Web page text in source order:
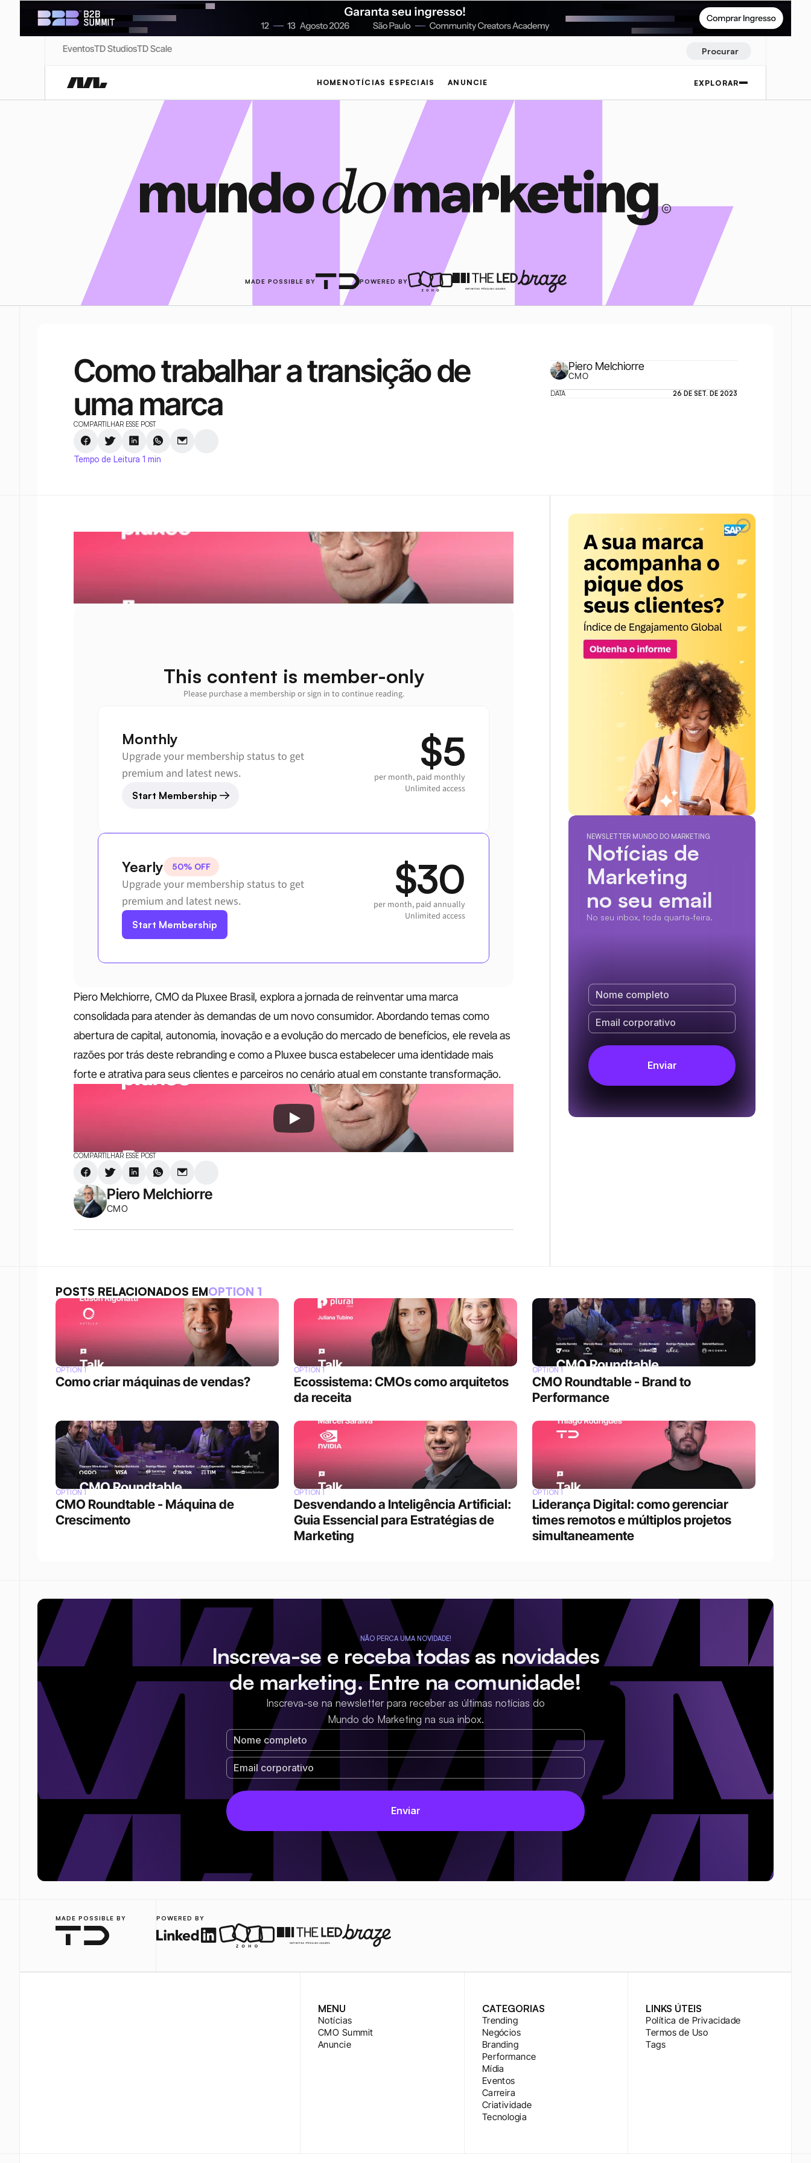
EventosTD StudiosTD Scale Procurar
HOME NOTÍCIAS ESPECIAIS ANUNCIE EXPLORAR
MADE POSSIBLE BY POWERED BY
Como trabalhar a transição de
uma marca
COMPARTILHAR ESSE POST
Tempo de Leitura 1 min
Piero Melchiorre
CMO
DATA 26 DE SET. DE 2023
This content is member-only
Please purchase a membership or sign in to continue reading.
Monthly
Upgrade your membership status to get
premium and latest news.
Start Membership
$5
per month, paid monthly
Unlimited access
Yearly 50% OFF
Upgrade your membership status to get
premium and latest news.
Start Membership
$30
per month, paid annually
Unlimited access
Piero Melchiorre, CMO da Pluxee Brasil, explora a jornada de reinventar uma marca
consolidada para atender às demandas de um novo consumidor. Abordando temas como
abertura de capital, autonomia, inovação e a evolução do mercado de benefícios, ele revela as
razões por trás deste rebranding e como a Pluxee busca estabelecer uma identidade mais
forte e atrativa para seus clientes e parceiros no cenário atual em constante transformação.
COMPARTILHAR ESSE POST
Piero Melchiorre
CMO
NEWSLETTER MUNDO DO MARKETING
Notícias de
Marketing
no seu email
No seu inbox, toda quarta-feira.
POSTS RELACIONADOS EMOPTION 1
OPTION 1
Como criar máquinas de vendas?
OPTION 1
Ecossistema: CMOs como arquitetos
da receita
OPTION 1
CMO Roundtable - Brand to
Performance
OPTION 1
CMO Roundtable - Máquina de
Crescimento
OPTION 1
Desvendando a Inteligência Artificial:
Guia Essencial para Estratégias de
Marketing
OPTION 1
Liderança Digital: como gerenciar
times remotos e múltiplos projetos
simultaneamente
NÃO PERCA UMA NOVIDADE!
Inscreva-se e receba todas as novidades
de marketing. Entre na comunidade!
Inscreva-se na newsletter para receber as últimas notícias do
Mundo do Marketing na sua inbox.
MADE POSSIBLE BY POWERED BY
MENU
Notícias
CMO Summit
Anuncie
CATEGORIAS
Trending
Negócios
Branding
Performance
Mídia
Eventos
Carreira
Criatividade
Tecnologia
LINKS ÚTEIS
Política de Privacidade
Termos de Uso
Tags